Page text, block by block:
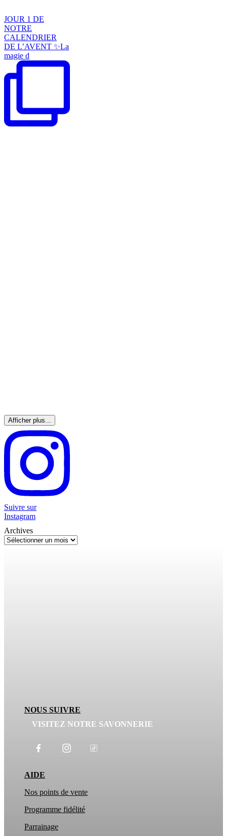
JOUR 1 DE
NOTRE
CALENDRIER
DE L’AVENT ✨La
magie d
Afficher plus...
Suivre sur
Instagram
Archives
AIDE
Nos points de vente
Programme fidélité
Parrainage
NOUS SUIVRE
VISITEZ NOTRE SAVONNERIE